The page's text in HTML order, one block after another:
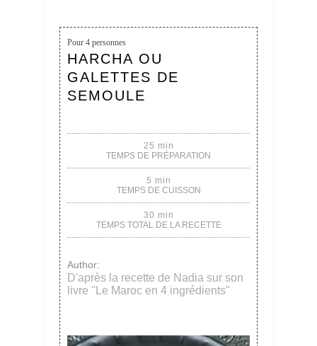
Pour 4 personnes
HARCHA OU
GALETTES DE
SEMOULE
25 min
TEMPS DE PRÉPARATION
5 min
TEMPS DE CUISSON
30 min
TEMPS TOTAL DE LA RECETTE
Author:
D'après la recette de Nadia sur son
livre "Le Maroc en 4 ingrédients"